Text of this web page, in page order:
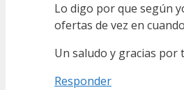
Lo digo por que según
ofertas de vez en
Un saludo y gracias por
Responder